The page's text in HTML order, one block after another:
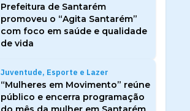
Prefeitura de Santarém
promoveu o “Agita Santarém”
com foco em saúde e qualidade
de vida
Juventude, Esporte e Lazer
“Mulheres em Movimento” reúne
público e encerra programação